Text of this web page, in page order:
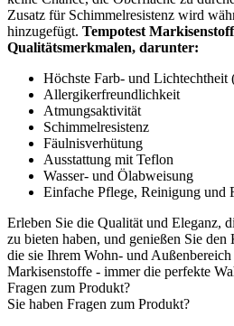
Zusatz für Schimmelresistenz wird
hinzugefügt. Tempotest
Qualitätsmerkmalen, darunter:
Höchste Farb- und Lichtechtheit
Allergikerfreundlichkeit
Atmungsaktivität
Schimmelresistenz
Fäulnisverhütung
Ausstattung mit Teflon
Wasser- und Ölabweisung
Einfache Pflege, Reinigung und
Erleben Sie die Qualität und Eleganz,
zu bieten haben, und genießen Sie
die sie Ihrem Wohn- und
Markisenstoffe - immer die perfekte
Fragen zum Produkt?
Sie haben Fragen zum Produkt?